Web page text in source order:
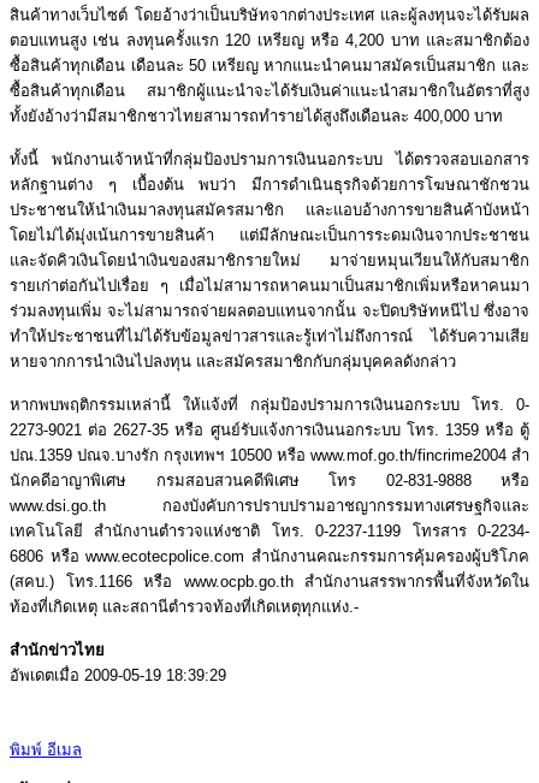
สินค้าทางเว็บไซต์ โดยอ้างว่าเป็นบริษัทจากต่างประเทศ และผู้ลงทุนจะได้รับผล
ตอบแทนสูง เช่น ลงทุนครั้งแรก 120 เหรียญ หรือ 4,200 บาท และสมาชิกต้อง
ซื้อสินค้าทุกเดือน เดือนละ 50 เหรียญ หากแนะนำคนมาสมัครเป็นสมาชิก และ
ซื้อสินค้าทุกเดือน สมาชิกผู้แนะนำจะได้รับเงินค่าแนะนำสมาชิกในอัตราที่สูง
ทั้งยังอ้างว่ามีสมาชิกชาวไทยสามารถทำรายได้สูงถึงเดือนละ 400,000 บาท
ทั้งนี้ พนักงานเจ้าหน้าที่กลุ่มป้องปรามการเงินนอกระบบ ได้ตรวจสอบเอกสาร
หลักฐานต่าง ๆ เบื้องต้น พบว่า มีการดำเนินธุรกิจด้วยการโฆษณาชักชวน
ประชาชนให้นำเงินมาลงทุนสมัครสมาชิก และแอบอ้างการขายสินค้าบังหน้า
โดยไม่ได้มุ่งเน้นการขายสินค้า แต่มีลักษณะเป็นการระดมเงินจากประชาชน
และจัดคิวเงินโดยนำเงินของสมาชิกรายใหม่ มาจ่ายหมุนเวียนให้กับสมาชิก
รายเก่าต่อกันไปเรื่อย ๆ เมื่อไม่สามารถหาคนมาเป็นสมาชิกเพิ่มหรือหาคนมา
ร่วมลงทุนเพิ่ม จะไม่สามารถจ่ายผลตอบแทนจากนั้น จะปิดบริษัทหนีไป ซึ่งอาจ
ทำให้ประชาชนที่ไม่ได้รับข้อมูลข่าวสารและรู้เท่าไม่ถึงการณ์ ได้รับความเสีย
หายจากการนำเงินไปลงทุน และสมัครสมาชิกกับกลุ่มบุคคลดังกล่าว
หากพบพฤติกรรมเหล่านี้ ให้แจ้งที่ กลุ่มป้องปรามการเงินนอกระบบ โทร. 0-
2273-9021 ต่อ 2627-35 หรือ ศูนย์รับแจ้งการเงินนอกระบบ โทร. 1359 หรือ ตู้
ปณ.1359 ปณจ.บางรัก กรุงเทพฯ 10500 หรือ www.mof.go.th/fincrime2004 สํา
นักคดีอาญาพิเศษ กรมสอบสวนคดีพิเศษ โทร 02-831-9888 หรือ
www.dsi.go.th กองบังคับการปราบปรามอาชญากรรมทางเศรษฐกิจและ
เทคโนโลยี สํานักงานตํารวจแห่งชาติ โทร. 0-2237-1199 โทรสาร 0-2234-
6806 หรือ www.ecotecpolice.com สํานักงานคณะกรรมการคุ้มครองผู้บริโภค
(สคบ.) โทร.1166 หรือ www.ocpb.go.th สํานักงานสรรพากรพื้นที่จังหวัดใน
ท้องที่เกิดเหตุ และสถานีตํารวจท้องที่เกิดเหตุทุกแห่ง.-
สำนักข่าวไทย
อัพเดตเมื่อ 2009-05-19 18:39:29
พิมพ์ อีเมล